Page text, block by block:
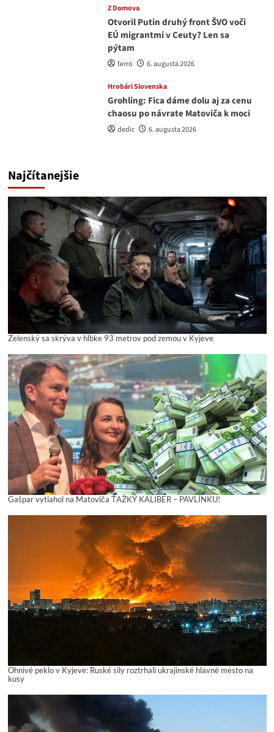
Z Domova
Otvoril Putin druhý front ŠVO voči
EÚ migrantmi v Ceuty? Len sa
pýtam
ferro 6. augusta 2026
Hrobári Slovenska
Grohling: Fica dáme dolu aj za cenu
chaosu po návrate Matoviča k moci
dedic 6. augusta 2026
Najčítanejšie
Zelenský sa skrýva v hĺbke 93 metrov pod zemou v Kyjeve
Gašpar vytiahol na Matoviča ŤAŽKÝ KALIBER – PAVLÍNKU!
Ohnivé peklo v Kyjeve: Ruské sily roztrhali ukrajinské hlavné mesto na
kusy